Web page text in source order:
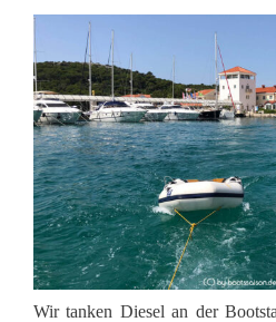
Wir tanken Diesel an der